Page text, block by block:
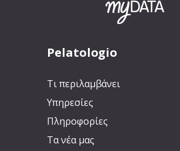
Pelatologio
Τι περιλαμβάνει
Υπηρεσίες
Πληροφορίες
Τα νέα μας